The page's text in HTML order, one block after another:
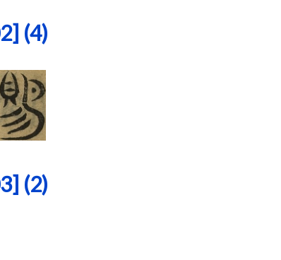
(4)
(2)